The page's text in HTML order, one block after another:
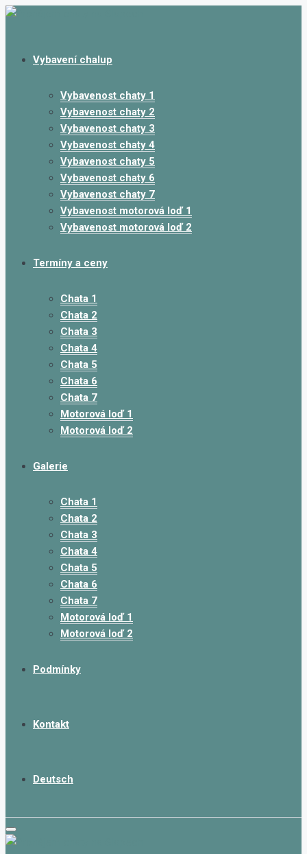
Vybavení chalup
Vybavenost chaty 1
Vybavenost chaty 2
Vybavenost chaty 3
Vybavenost chaty 4
Vybavenost chaty 5
Vybavenost chaty 6
Vybavenost chaty 7
Vybavenost motorová loď 1
Vybavenost motorová loď 2
Termíny a ceny
Chata 1
Chata 2
Chata 3
Chata 4
Chata 5
Chata 6
Chata 7
Motorová loď 1
Motorová loď 2
Galerie
Chata 1
Chata 2
Chata 3
Chata 4
Chata 5
Chata 6
Chata 7
Motorová loď 1
Motorová loď 2
Podmínky
Kontakt
Deutsch